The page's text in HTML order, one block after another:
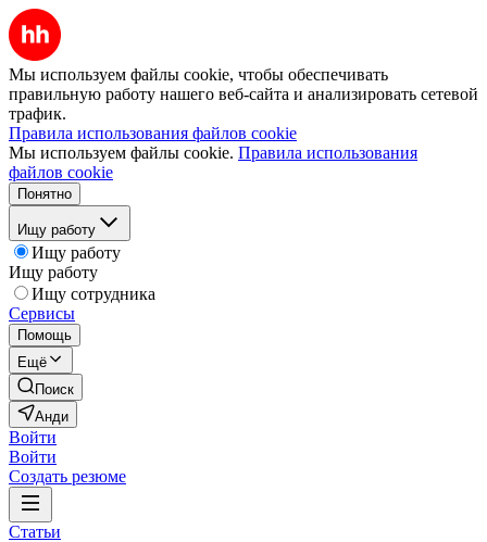
Мы используем файлы cookie, чтобы обеспечивать
правильную работу нашего веб-сайта и анализировать сетевой
трафик.
Правила использования файлов cookie
Мы используем файлы cookie. Правила использования
файлов cookie
Понятно
Ищу работу
Ищу работу
Ищу работу
Ищу сотрудника
Сервисы
Помощь
Ещё
Поиск
Анди
Войти
Войти
Создать резюме
Статьи